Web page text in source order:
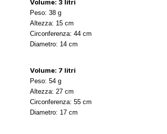
Volume: 3 litri
Peso: 38 g
Altezza: 15 cm
Circonferenza: 44 cm
Diametro: 14 cm
Volume: 7 litri
Peso: 54 g
Altezza: 27 cm
Circonferenza: 55 cm
Diametro: 17 cm